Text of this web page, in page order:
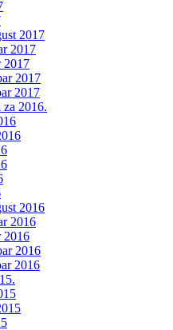
2017
2017
2017
2017
2017
za 2016.
2016
2016
2016
2016
2016